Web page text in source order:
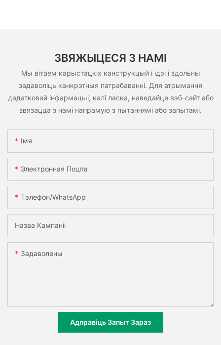
ЗВЯЖЫЦЕСЯ З НАМІ
Мы вітаем карыстацкіх канструкцый і ідэі і здольны
задаволіць канкрэтныя патрабаванні. Для атрымання
дадатковай інфармацыі, калі ласка, наведайце вэб-сайт або
звязацца з намі напрамую з пытаннямі або запытамі.
Імя
Электронная Пошта
Тэлефон/WhatsApp
Назва Кампаніі
Задаволены
Адправіць Запыт Зараз